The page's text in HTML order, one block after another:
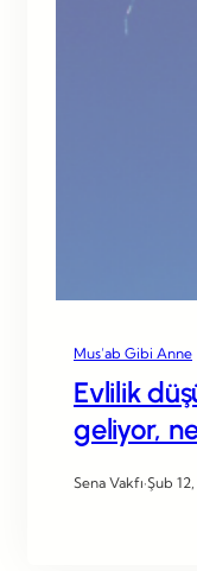
Mus’ab Gibi Anne
Evlilik
geliyor,
Sena Vakfı·Şub